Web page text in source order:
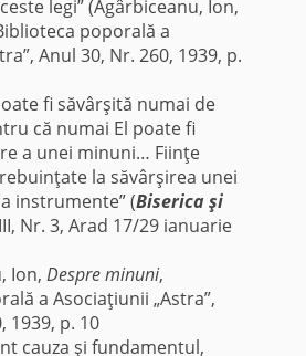
legi” (Agârbiceanu, Ion,
poporală a
Anul 30, Nr. 260, 1939, p.
fi săvârşită numai de
că numai El poate fi
a unei minuni… Fiinţe
la săvârşirea unei
instrumente” (Biserica şi
Nr. 3, Arad 17/29 ianuarie
Ion, Despre minuni,
a Asociaţiunii „Astra”,
1939, p. 10
cauza şi fundamentul,